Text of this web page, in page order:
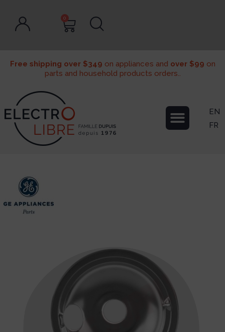
0
Free shipping over $349 on appliances and over $99 on
parts and household products orders..
EN
FR